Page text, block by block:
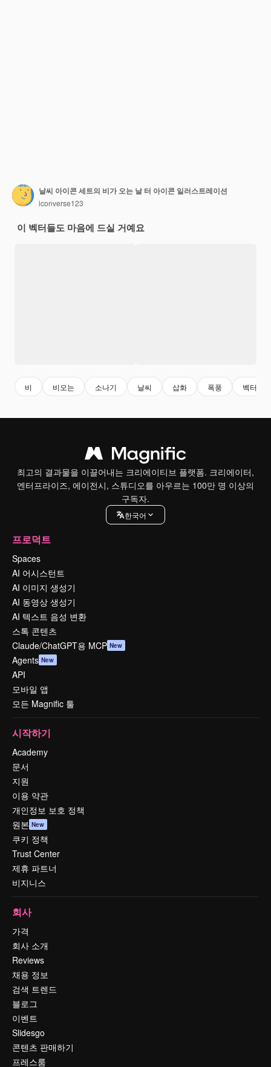
날씨 아이콘 세트의 비가 오는 날 터 아이콘 일러스트레이션
iconverse123
이 벡터들도 마음에 드실 거예요
비 비오는 소나기 날씨 삽화 폭풍 벡터
최고의 결과물을 이끌어내는 크리에이티브 플랫폼. 크리에이터,
엔터프라이즈, 에이전시, 스튜디오를 아우르는 100만 명 이상의
구독자.
한국어
프로덕트
Spaces
AI 어시스턴트
AI 이미지 생성기
AI 동영상 생성기
AI 텍스트 음성 변환
스톡 콘텐츠
Claude/ChatGPT용 MCP New
Agents New
API
모바일 앱
모든 Magnific 툴
시작하기
Academy
문서
지원
이용 약관
개인정보 보호 정책
원본 New
쿠키 정책
Trust Center
제휴 파트너
비지니스
회사
가격
회사 소개
Reviews
채용 정보
검색 트렌드
블로그
이벤트
Slidesgo
콘텐츠 판매하기
프레스룸